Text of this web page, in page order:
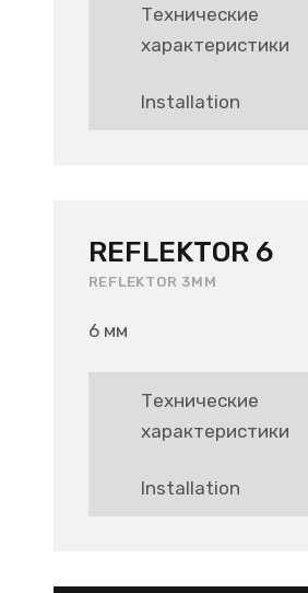
Технические
характеристики
Installation
REFLEKTOR 6
REFLEKTOR 3MM
6 мм
Технические
характеристики
Installation